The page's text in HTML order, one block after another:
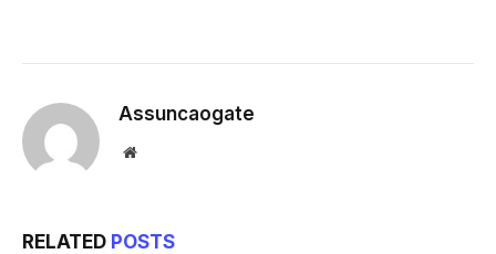
Assuncaogate
Website
RELATED POSTS